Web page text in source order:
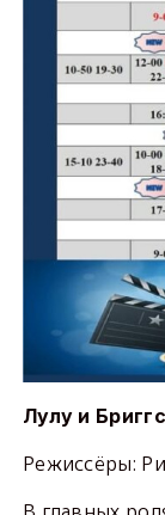
Лулу и
Режиссёры: